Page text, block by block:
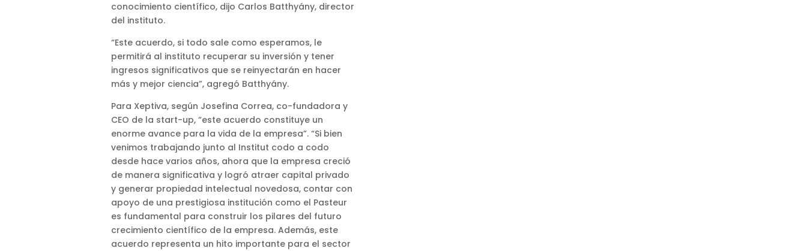
conocimiento científico, dijo Carlos Batthyány, director
del instituto.
“Este acuerdo, si todo sale como esperamos, le
permitirá al instituto recuperar su inversión y tener
ingresos significativos que se reinyectarán en hacer
más y mejor ciencia”, agregó Batthyány.
Para Xeptiva, según Josefina Correa, co-fundadora y
CEO de la start-up, “este acuerdo constituye un
enorme avance para la vida de la empresa”. “Si bien
venimos trabajando junto al Institut codo a codo
desde hace varios años, ahora que la empresa creció
de manera significativa y logró atraer capital privado
y generar propiedad intelectual novedosa, contar con
apoyo de una prestigiosa institución como el Pasteur
es fundamental para construir los pilares del futuro
crecimiento científico de la empresa. Además, este
acuerdo representa un hito importante para el sector